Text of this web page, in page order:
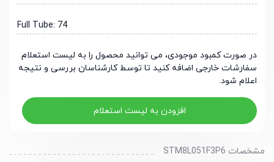
Full Tube: 74
در صورت کمبود موجودی، می توانید محصول را به لیست استعلام
سفارشات خارجی اضافه کنید تا توسط کارشناسان بررسی و نتیجه
اعلام شود.
افزودن به لیست استعلام
مشخصات STM8L051F3P6